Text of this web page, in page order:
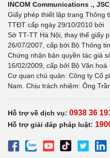
INCOM Communications ., JSC
Giấy phép thiết lập trang Thông
TTĐT cấp ngày 29/10/2010 bởi
Sở TT-TT Hà Nội, thay thế giấy
26/07/2007, cấp bởi Bộ Thông
Chứng nhận bản quyền tác giả
16/02/2009, cấp bởi Bộ Văn hoá
Cơ quan chủ quản: Công ty Cổ
Nam. Chịu trách nhiệm: Ông
Hỗ trợ về dịch vụ: 0938 36
Hỗ trợ giải đáp pháp luật: